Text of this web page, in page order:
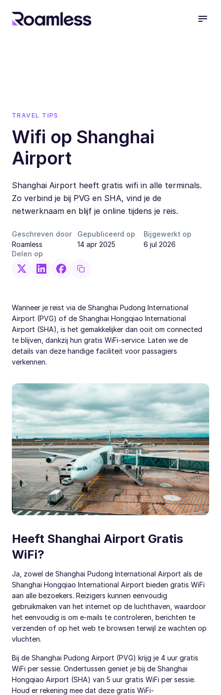
TRAVEL TIPS
Wifi op Shanghai
Airport
Shanghai Airport heeft gratis wifi in alle terminals.
Zo verbind je bij PVG en SHA, vind je de
netwerknaam en blijf je online tijdens je reis.
Geschreven door
Roamless
Gepubliceerd op
14 apr 2025
Bijgewerkt op
6 jul 2026
Delen op
Wanneer je reist via de Shanghai Pudong International
Airport (PVG) of de Shanghai Hongqiao International
Airport (SHA), is het gemakkelijker dan ooit om connected
te blijven, dankzij hun gratis WiFi-service. Laten we de
details van deze handige faciliteit voor passagiers
verkennen.
Heeft Shanghai Airport Gratis
WiFi?
Ja, zowel de Shanghai Pudong International Airport als de
Shanghai Hongqiao International Airport bieden gratis WiFi
aan alle bezoekers. Reizigers kunnen eenvoudig
gebruikmaken van het internet op de luchthaven, waardoor
het eenvoudig is om e-mails te controleren, berichten te
verzenden of op het web te browsen terwijl ze wachten op
vluchten.
Bij de Shanghai Pudong Airport (PVG) krijg je 4 uur gratis
WiFi per sessie. Ondertussen geniet je bij de Shanghai
Hongqiao Airport (SHA) van 5 uur gratis WiFi per sessie.
Houd er rekening mee dat deze gratis WiFi-